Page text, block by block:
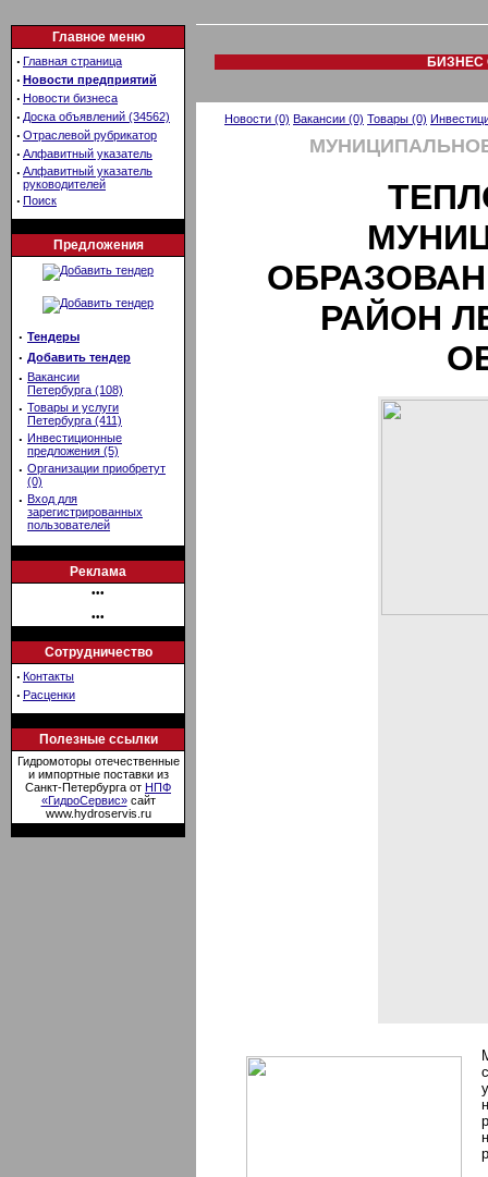
Главное меню
· Главная страница
· Новости предприятий
· Новости бизнеса
· Доска объявлений (34562)
· Отраслевой рубрикатор
· Алфавитный указатель
· Алфавитный указатель
руководителей
· Поиск
Предложения
· Тендеры
· Добавить тендер
· Вакансии
Петербурга (108)
· Товары и услуги
Петербурга (411)
· Инвестиционные
предложения (5)
· Организации приобретут
(0)
· Вход для
зарегистрированных
пользователей
Реклама
•••
•••
Сотрудничество
· Контакты
· Расценки
Полезные ссылки
Гидромоторы отечественные
и импортные поставки из
Санкт-Петербурга от НПФ
«ГидроСервис»сайт
www.hydroservis.ru
БИЗНЕС
Новости (0) Вакансии (0) Товары (0)
РАЙОН